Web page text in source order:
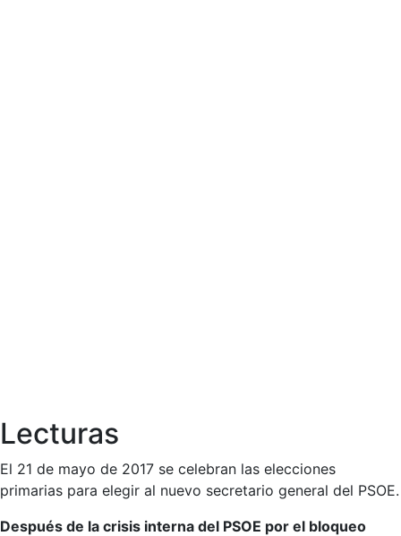
Lecturas
El 21 de mayo de 2017 se celebran las elecciones
primarias para elegir al nuevo secretario general del PSOE.
Después de la crisis interna del PSOE por el bloqueo